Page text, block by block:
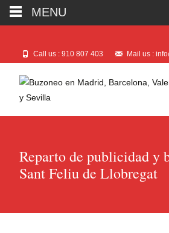
Call us : 910 807 403 Mail us :
Reparto de publicidad y
Sant Feliu de Llobregat
MENU